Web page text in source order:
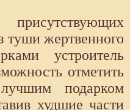
туши жертвенного
устроитель
отметить
подарком
худшие части